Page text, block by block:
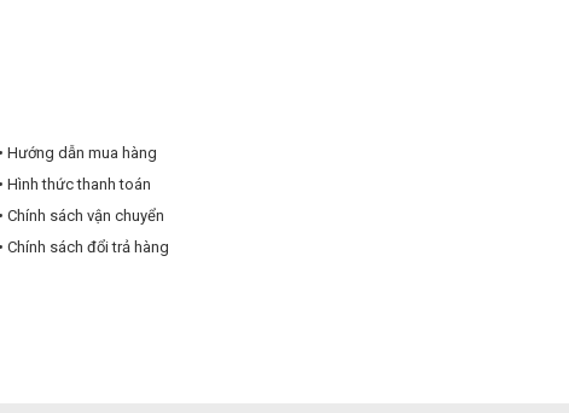
Hướng dẫn mua hàng
Hình thức thanh toán
Chính sách vận chuyển
Chính sách đổi trả hàng